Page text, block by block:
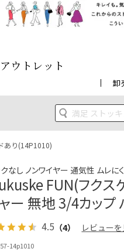
アウトレット
卸
あり(14P1010)
なし ノンワイヤー 通気性 ムレに
FUN(フクス
ー 無地 3/4カップ
4.5 （4） レビュー
14p1010